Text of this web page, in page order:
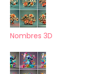
Nombres 3D